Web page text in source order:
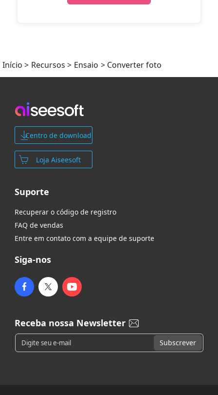
Início > Recursos > Ensaio > Converter foto
Centro de download
Loja Aiseesoft
Suporte
Recuperar o código de registro
FAQ de vendas
Entre em contato com a equipe de suporte
Siga-nos
Receba nossa Newsletter